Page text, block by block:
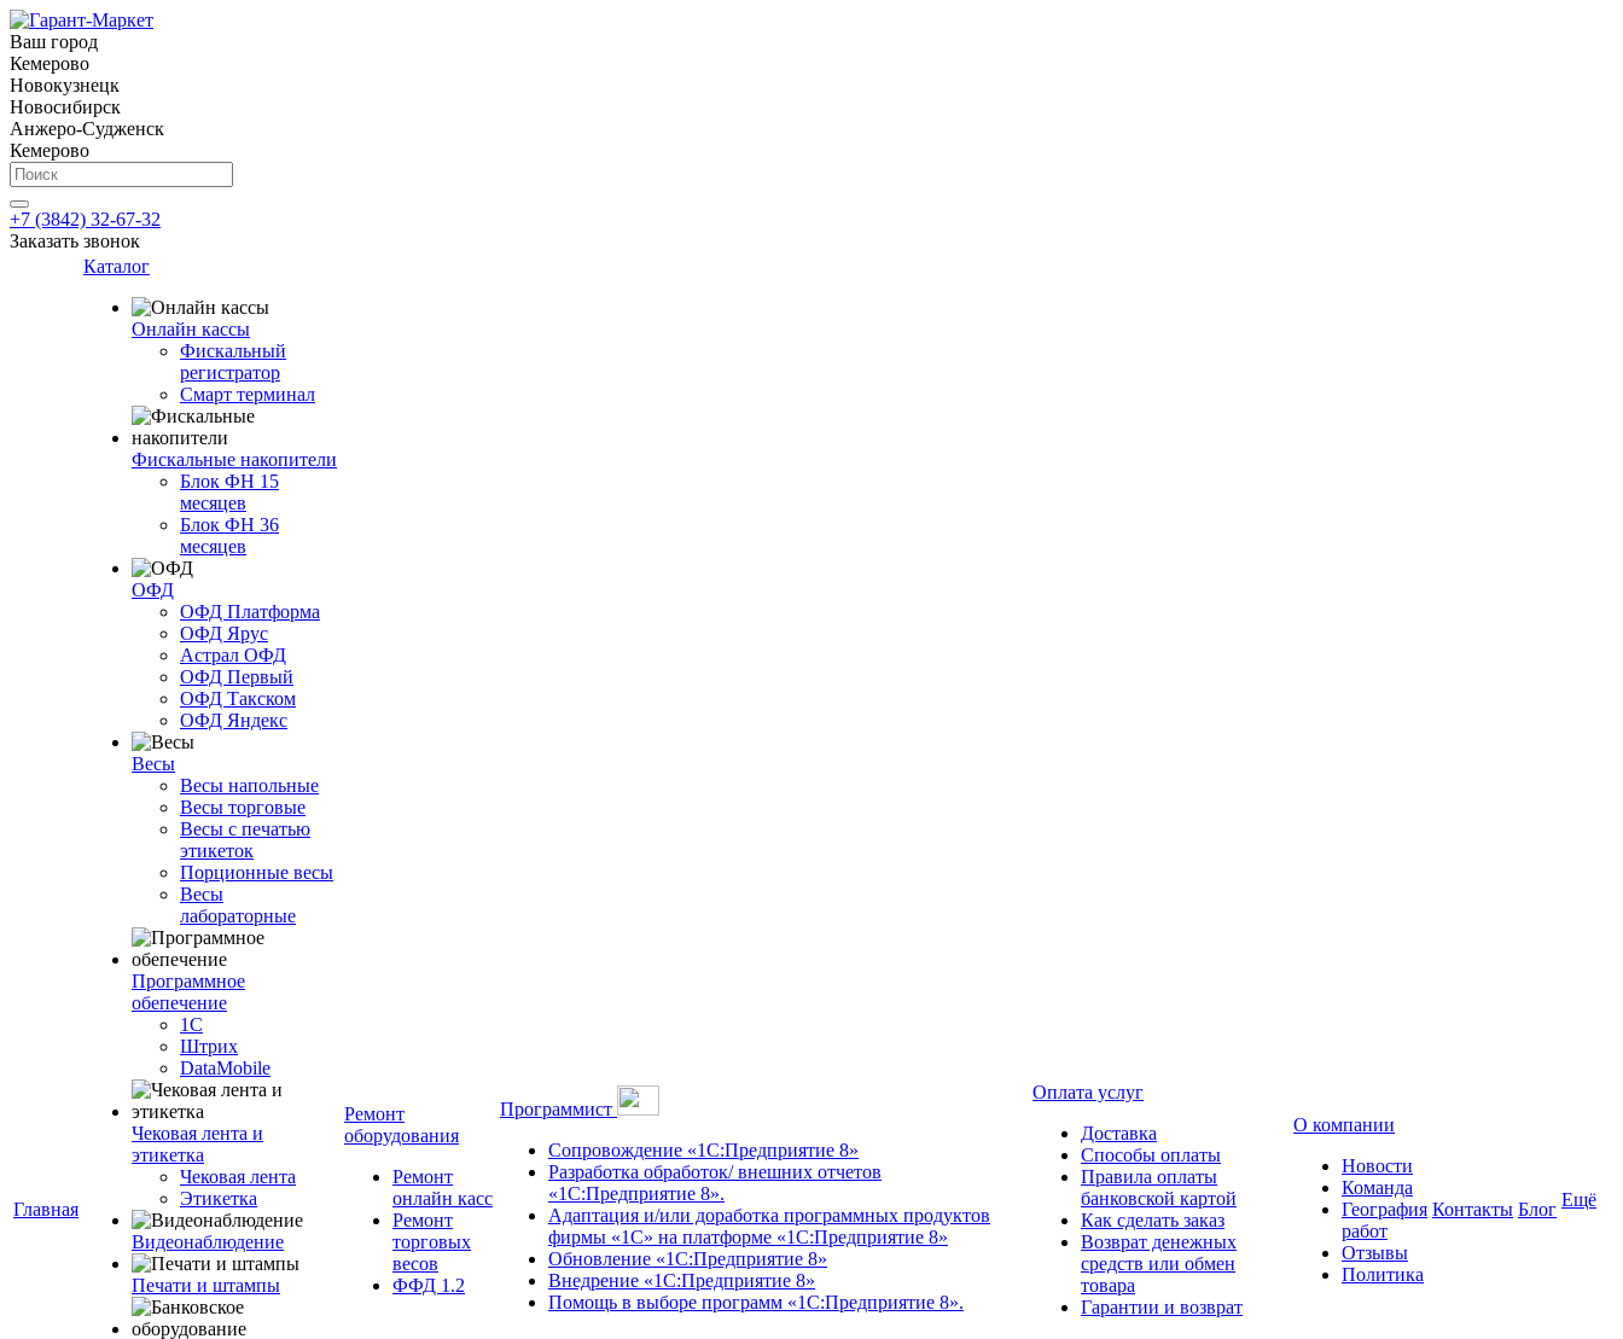
Ваш город
Кемерово
Новокузнецк
Новосибирск
Анжеро-Судженск
Кемерово
+7 (3842) 32-67-32
Заказать звонок
Главная
Каталог
Онлайн кассы
Фискальный
регистратор
Смарт терминал
Фискальные накопители
Блок ФН 15
месяцев
Блок ФН 36
месяцев
ОФД
ОФД Платформа
ОФД Ярус
Астрал ОФД
ОФД Первый
ОФД Такском
ОФД Яндекс
Весы
Весы напольные
Весы торговые
Весы с печатью
этикеток
Порционные весы
Весы
лабораторные
Программное
обепечение
1С
Штрих
DataMobile
Чековая лента и
этикетка
Чековая лента
Этикетка
Видеонаблюдение
Печати и штампы
Ремонт
оборудования
Ремонт
онлайн касс
Ремонт
торговых
весов
ФФД 1.2
Программист
Сопровождение «1С:Предприятие 8»
Разработка обработок/ внешних отчетов
«1С:Предприятие 8».
Адаптация и/или доработка программных продуктов
фирмы «1С» на платформе «1С:Предприятие 8»
Обновление «1С:Предприятие 8»
Внедрение «1С:Предприятие 8»
Помощь в выборе программ «1С:Предприятие 8».
Оплата услуг
Доставка
Способы оплаты
Правила оплаты
банковской картой
Как сделать заказ
Возврат денежных
средств или обмен
товара
Гарантии и возврат
О компании
Новости
Команда
География
работ
Отзывы
Политика
Контакты Блог Ещё